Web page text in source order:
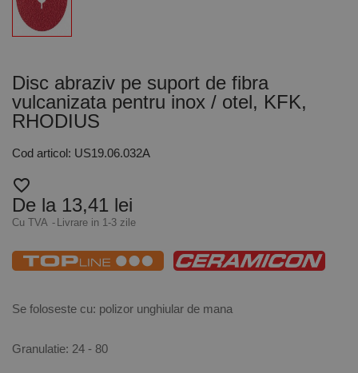
Disc abraziv pe suport de fibra
vulcanizata pentru inox / otel, KFK,
RHODIUS
Cod articol: US19.06.032A
favorite_border
De la 13,41 lei
Cu TVA Livrare in 1-3 zile
Se foloseste cu: polizor unghiular de mana
Granulatie: 24 - 80